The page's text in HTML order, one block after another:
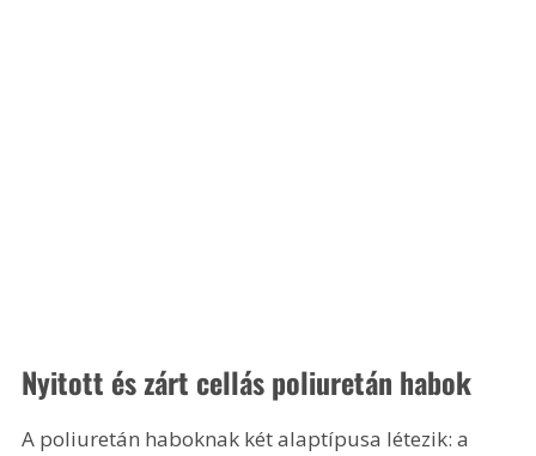
Nyitott és zárt cellás poliuretán habok
A poliuretán haboknak két alaptípusa létezik: a